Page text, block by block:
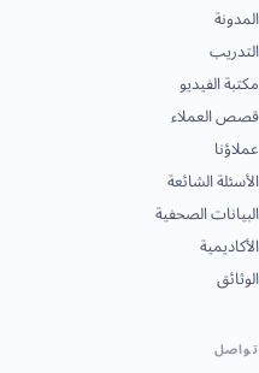
المدونة
التدريب
مكتبة الفيديو
قصص العملاء
عملاؤنا
الأسئلة الشائعة
البيانات الصحفية
الأكاديمية
الوثائق
تواصل